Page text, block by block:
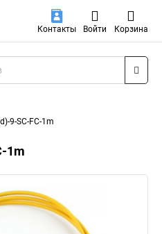
Контакты Войти Корзина
9-SC-FC-1m
1m